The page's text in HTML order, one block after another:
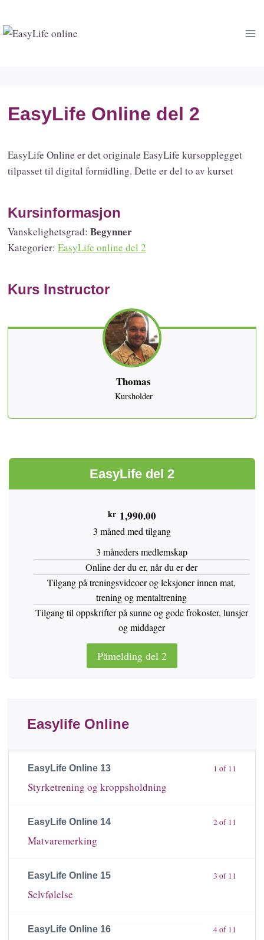
to
content
EasyLife Online del 2
EasyLife Online er det originale EasyLife kursopplegget
tilpasset til digital formidling. Dette er del to av kurset
Kursinformasjon
Vanskelighetsgrad:Begynner
Kategorier:EasyLife online del 2
Kurs Instructor
Thomas
Kursholder
EasyLife del 2
kr 1,990.00
3 måned med tilgang
3 måneders medlemskap
Online der du er, når du er der
Tilgang på treningsvideoer og leksjoner innen mat,
trening og mentaltrening
Tilgang til oppskrifter på sunne og gode frokoster, lunsjer
og middager
Påmelding del 2
Easylife Online
1 of 11
EasyLife Online 13
Styrketrening og kroppsholdning
2 of 11
EasyLife Online 14
Matvaremerking
3 of 11
EasyLife Online 15
Selvfølelse
4 of 11
EasyLife Online 16